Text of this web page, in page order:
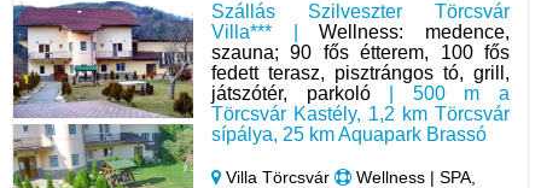
Szállás Szilveszter Törcsvár
Villa*** |Wellness: medence,
szauna; 90 fős étterem, 100 fős
fedett terasz, pisztrángos tó, grill,
játszótér, parkoló| 500 m a
Törcsvár Kastély, 1,2 km Törcsvár
sípálya, 25 km Aquapark Brassó
Villa Törcsvár
Wellness | SPA,